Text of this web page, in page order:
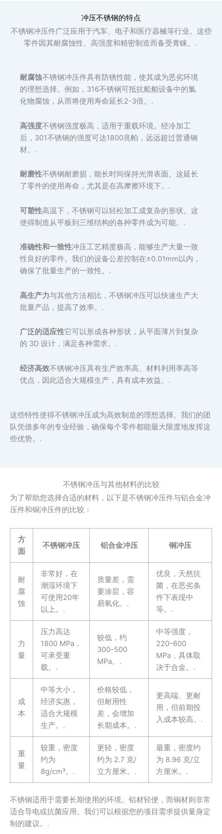
冲压不锈钢的特点
不锈钢冲压件广泛应用于汽车、电子和医疗器械等行业。这些
零件因其耐腐蚀性、高强度和精密制造而备受青睐。.
耐腐蚀不锈钢冲压件具有防锈性能，使其成为恶劣环境
的理想选择。例如，316不锈钢可抵抗船舶设备中的氯
化物腐蚀，从而将使用寿命延长2-3倍。.
高强度不锈钢强度极高，适用于重载环境。经冷加工
后，301不锈钢的强度可达1800兆帕，远远超过普通钢
材。.
耐磨性不锈钢耐磨损，能长时间保持光滑表面。这延长
了零件的使用寿命，尤其是在高摩擦环境下。.
可塑性高温下，不锈钢可以轻松加工成复杂的形状。这
使得制造从平板到三维结构的各种零件成为可能。.
准确性和一致性冲压工艺精度极高，能够生产大量一致
性良好的零件。我们的设备公差控制在±0.01mm以内，
确保了批量生产的一致性。.
高生产力与其他方法相比，不锈钢冲压可以快速生产大
批量产品，提高了效率。.
广泛的适应性它可以形成各种形状，从平面薄片到复杂
的 3D 设计，满足各种需求。.
经济高效不锈钢冲压具有生产效率高、材料利用率高等
优点，因此适合大规模生产，具有成本效益。.
这些特性使得不锈钢冲压成为高效制造的理想选择。我们的团
队凭借多年的专业经验，确保每个零件都能最大限度地发挥这
些优势。.
不锈钢冲压与其他材料的比较
为了帮助您选择合适的材料，以下是不锈钢冲压件与铝合金冲
压件和铜冲压件的比较：
方
面
不锈钢冲压 铝合金冲压 铜冲压
耐
腐
蚀
非常好，在
潮湿环境下
可使用20年
以上。.
质量差，需
要涂层，容
易氧化。.
优良，天然抗
菌，在恶劣条
件下表现中
等。.
力
量
压力高达
1800 MPa，
可承受重
载。.
较低，约
300-500
MPa。.
中等强度，
220-600
MPa，具体取
决于合金。.
成
本
中等大小，
经济实惠，
适合大规模
生产。.
价格较低，
但耐用性
差，会增加
长期成本。.
更高端、更耐
用，但前期投
入成本较高。.
重
量
较重，密度
约为
8g/cm³。.
更轻，密度
约为 2.7 克/
立方厘米。.
最重，密度约
为 8.96 克/立
方厘米。.
不锈钢适用于需要长期使用的环境。铝材轻便，而铜材则非常
适合导电或抗菌应用。我们可以根据您的项目需求提供量身定
制的建议。.